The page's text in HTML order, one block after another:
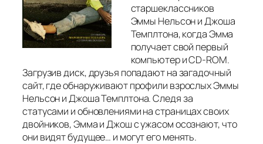
старшеклассников
Эммы Нельсон и Джоша
Темплтона, когда Эмма
получает свой первый
компьютер и CD-ROM.
Загрузив диск, друзья попадают на загадочный
сайт, где обнаруживают профили взрослых Эммы
Нельсон и Джоша Темплтона. Следя за
статусами и обновлениями на страницах своих
двойников, Эмма и Джош с ужасом осознают, что
они видят будущее… и могут его менять.